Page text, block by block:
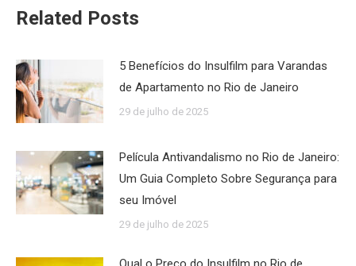
Related Posts
5 Benefícios do Insulfilm para Varandas
de Apartamento no Rio de Janeiro
29 de julho de 2025
Película Antivandalismo no Rio de Janeiro:
Um Guia Completo Sobre Segurança para
seu Imóvel
29 de julho de 2025